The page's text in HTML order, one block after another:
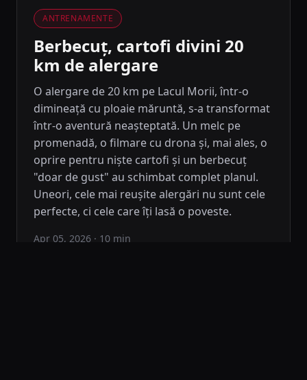
ANTRENAMENTE
Berbecuț, cartofi divini 20
km de alergare
O alergare de 20 km pe Lacul Morii, într-o
dimineață cu ploaie măruntă, s-a transformat
într-o aventură neașteptată. Un melc pe
promenadă, o filmare cu drona și, mai ales, o
oprire pentru niște cartofi și un berbecuț
"doar de gust" au schimbat complet planul.
Uneori, cele mai reușite alergări nu sunt cele
perfecte, ci cele care îți lasă o poveste.
Apr 05, 2026 · 10 min